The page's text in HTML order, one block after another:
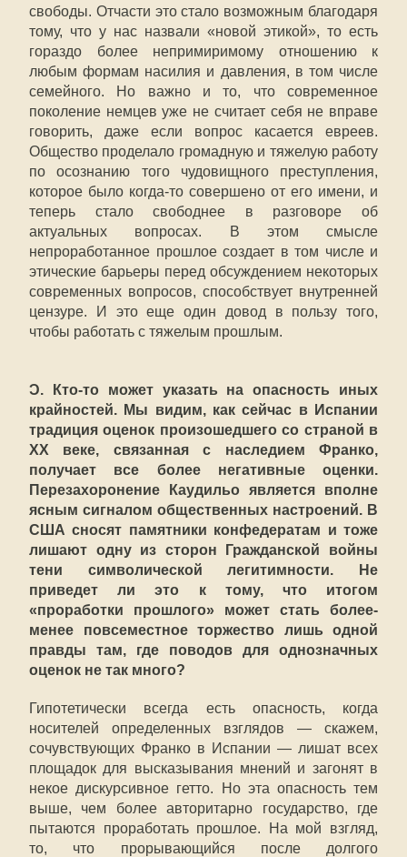
свободы. Отчасти это стало возможным благодаря
тому, что у нас назвали «новой этикой», то есть
гораздо более непримиримому отношению к
любым формам насилия и давления, в том числе
семейного. Но важно и то, что современное
поколение немцев уже не считает себя не вправе
говорить, даже если вопрос касается евреев.
Общество проделало громадную и тяжелую работу
по осознанию того чудовищного преступления,
которое было когда-то совершено от его имени, и
теперь стало свободнее в разговоре об
актуальных вопросах. В этом смысле
непроработанное прошлое создает в том числе и
этические барьеры перед обсуждением некоторых
современных вопросов, способствует внутренней
цензуре. И это еще один довод в пользу того,
чтобы работать с тяжелым прошлым.
Ɔ. Кто-то может указать на опасность иных
крайностей. Мы видим, как сейчас в Испании
традиция оценок произошедшего со страной в
XX веке, связанная с наследием Франко,
получает все более негативные оценки.
Перезахоронение Каудильо является вполне
ясным сигналом общественных настроений. В
США сносят памятники конфедератам и тоже
лишают одну из сторон Гражданской войны
тени символической легитимности. Не
приведет ли это к тому, что итогом
«проработки прошлого» может стать более-
менее повсеместное торжество лишь одной
правды там, где поводов для однозначных
оценок не так много?
Гипотетически всегда есть опасность, когда
носителей определенных взглядов — скажем,
сочувствующих Франко в Испании — лишат всех
площадок для высказывания мнений и загонят в
некое дискурсивное гетто. Но эта опасность тем
выше, чем более авторитарно государство, где
пытаются проработать прошлое. На мой взгляд,
то, что прорывающийся после долгого